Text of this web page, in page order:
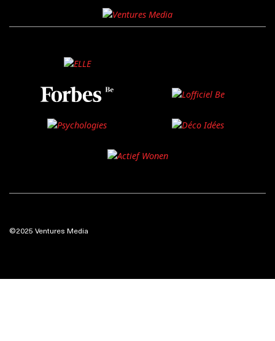
©2025 Ventures Media